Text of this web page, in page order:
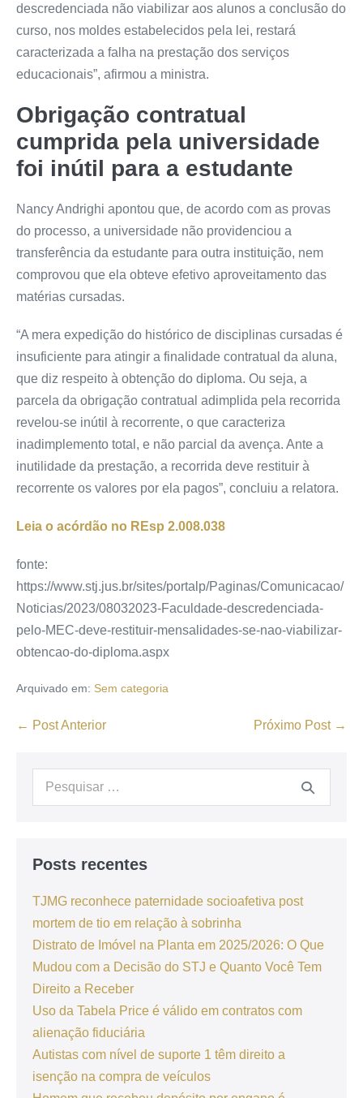
descredenciada não viabilizar aos alunos a conclusão do
curso, nos moldes estabelecidos pela lei, restará
caracterizada a falha na prestação dos serviços
educacionais”, afirmou a ministra.
Obrigação contratual
cumprida pela universidade
foi inútil para a estudante
Nancy Andrighi apontou que, de acordo com as provas
do processo, a universidade não providenciou a
transferência da estudante para outra instituição, nem
comprovou que ela obteve efetivo aproveitamento das
matérias cursadas.
“A mera expedição do histórico de disciplinas cursadas é
insuficiente para atingir a finalidade contratual da aluna,
que diz respeito à obtenção do diploma. Ou seja, a
parcela da obrigação contratual adimplida pela recorrida
revelou-se inútil à recorrente, o que caracteriza
inadimplemento total, e não parcial da avença. Ante a
inutilidade da prestação, a recorrida deve restituir à
recorrente os valores por ela pagos”, concluiu a relatora.
Leia o acórdão no REsp 2.008.038
fonte:
https://www.stj.jus.br/sites/portalp/Paginas/Comunicacao/
Noticias/2023/08032023-Faculdade-descredenciada-
pelo-MEC-deve-restituir-mensalidades-se-nao-viabilizar-
obtencao-do-diploma.aspx
Arquivado em: Sem categoria
← Post Anterior Próximo Post →
Posts recentes
TJMG reconhece paternidade socioafetiva post
mortem de tio em relação à sobrinha
Distrato de Imóvel na Planta em 2025/2026: O Que
Mudou com a Decisão do STJ e Quanto Você Tem
Direito a Receber
Uso da Tabela Price é válido em contratos com
alienação fiduciária
Autistas com nível de suporte 1 têm direito a
isenção na compra de veículos